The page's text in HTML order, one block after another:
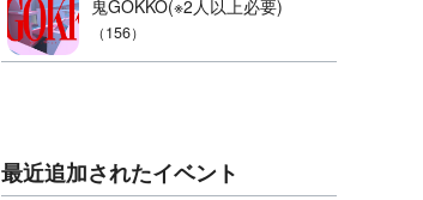
鬼GOKKO(※2人以上必要)
（156）
最近追加されたイベント